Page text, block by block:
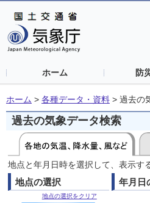
ホーム 防
ホーム > 各種データ・資料 > 過去の
過去の気象データ検索
地点と年月日時を選択して、表示す
地点の選択
地点の選択をクリア
年月日